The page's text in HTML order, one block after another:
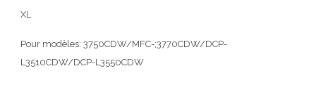
XL
Pour modèles: 3750CDW/MFC-;3770CDW/DCP-
L3510CDW/DCP-L3550CDW